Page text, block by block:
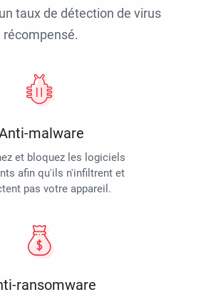
taux de détection de virus
récompensé.
malware
et bloquez les logiciels
afin qu'ils n'infiltrent et
pas votre appareil.
ransomware